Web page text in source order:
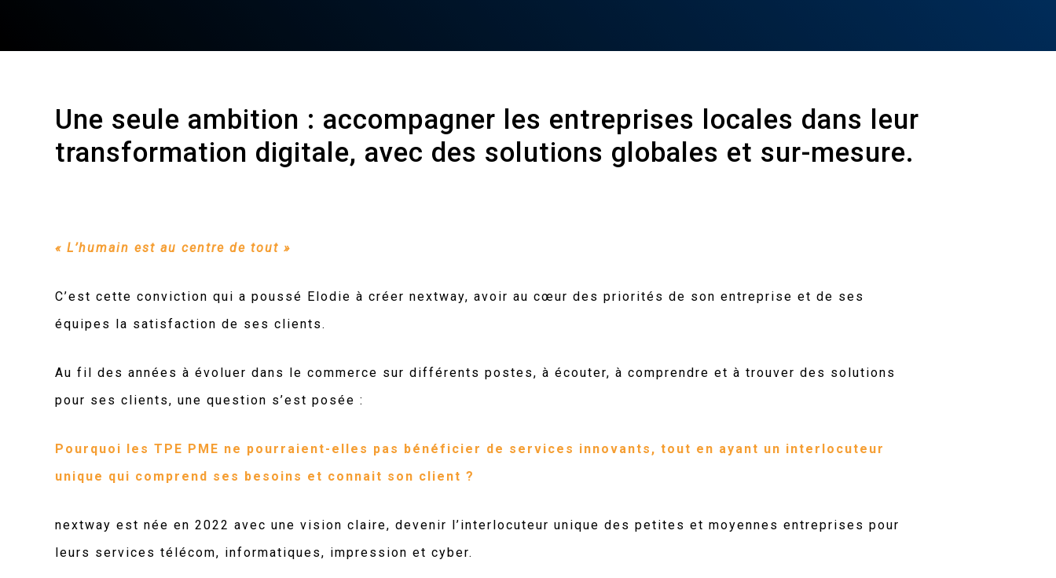
Une seule ambition : accompagner les entreprises locales dans leur
transformation digitale, avec des solutions globales et sur-mesure.
« L’humain est au centre de tout »
C’est cette conviction qui a poussé Elodie à créer nextway, avoir au cœur des priorités de son entreprise et de ses
équipes la satisfaction de ses clients.
Au fil des années à évoluer dans le commerce sur différents postes, à écouter, à comprendre et à trouver des solutions
pour ses clients, une question s’est posée :
Pourquoi les TPE PME ne pourraient-elles pas bénéficier de services innovants, tout en ayant un interlocuteur
unique qui comprend ses besoins et connait son client ?
nextway est née en 2022 avec une vision claire, devenir l’interlocuteur unique des petites et moyennes entreprises pour
leurs services télécom, informatiques, impression et cyber.